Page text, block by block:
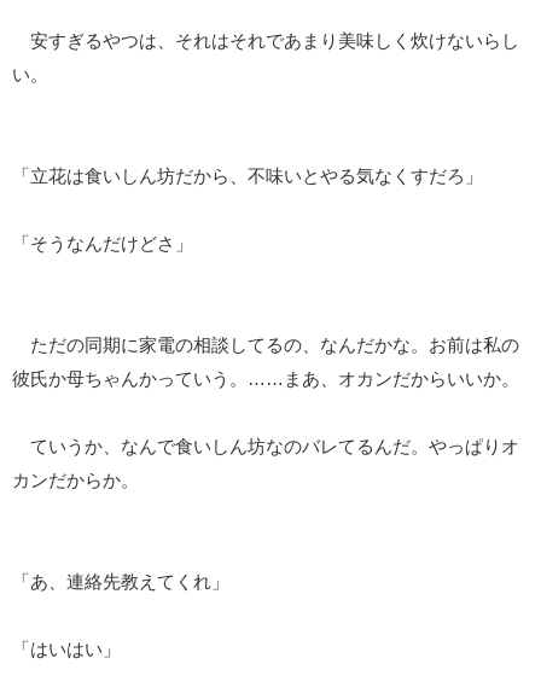
安すぎるやつは、それはそれであまり美味しく炊けないらし
い。
「立花は食いしん坊だから、不味いとやる気なくすだろ」
「そうなんだけどさ」
ただの同期に家電の相談してるの、なんだかな。お前は私の
彼氏か母ちゃんかっていう。……まあ、オカンだからいいか。
ていうか、なんで食いしん坊なのバレてるんだ。やっぱりオ
カンだからか。
「あ、連絡先教えてくれ」
「はいはい」